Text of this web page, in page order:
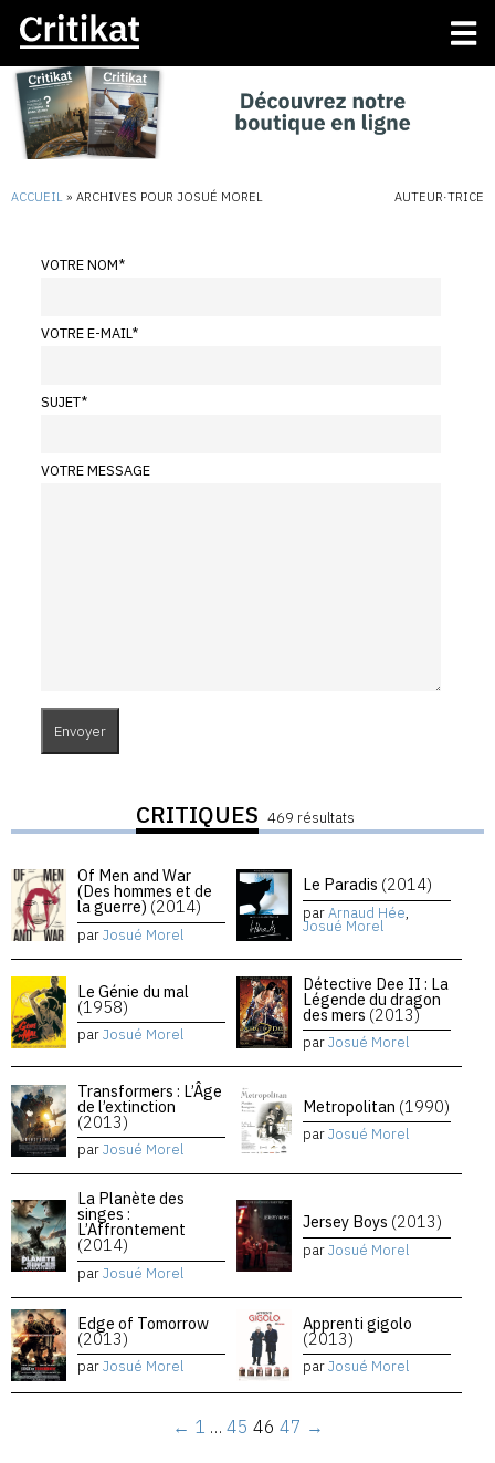
ACCUEIL » ARCHIVES POUR JOSUÉ MOREL AUTEUR·TRICE
VOTRE NOM*
VOTRE E-MAIL*
SUJET*
VOTRE MESSAGE
CRITIQUES 469 résultats
Of Men and War
(Des hommes et de
la guerre) (2014)
parJosué Morel
Le Paradis (2014)
parArnaud Hée,
Josué Morel
Le Génie du mal
(1958)
parJosué Morel
Détective Dee II : La
Légende du dragon
des mers (2013)
parJosué Morel
Transformers : L’Âge
de l’extinction
(2013)
parJosué Morel
Metropolitan (1990)
parJosué Morel
La Planète des
singes :
L’Affrontement
(2014)
parJosué Morel
Jersey Boys (2013)
parJosué Morel
Edge of Tomorrow
(2013)
parJosué Morel
Apprenti gigolo
(2013)
parJosué Morel
← 1 … 45 46 47 →